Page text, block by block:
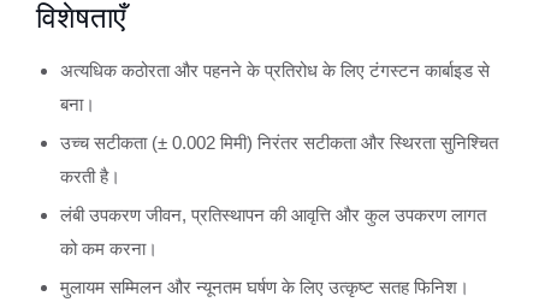
विशेषताएँ
अत्यधिक कठोरता और पहनने के प्रतिरोध के लिए टंगस्टन कार्बाइड से
बना।
उच्च सटीकता (± 0.002 मिमी) निरंतर सटीकता और स्थिरता सुनिश्चित
करती है।
लंबी उपकरण जीवन, प्रतिस्थापन की आवृत्ति और कुल उपकरण लागत
को कम करना।
मुलायम सम्मिलन और न्यूनतम घर्षण के लिए उत्कृष्ट सतह फिनिश।